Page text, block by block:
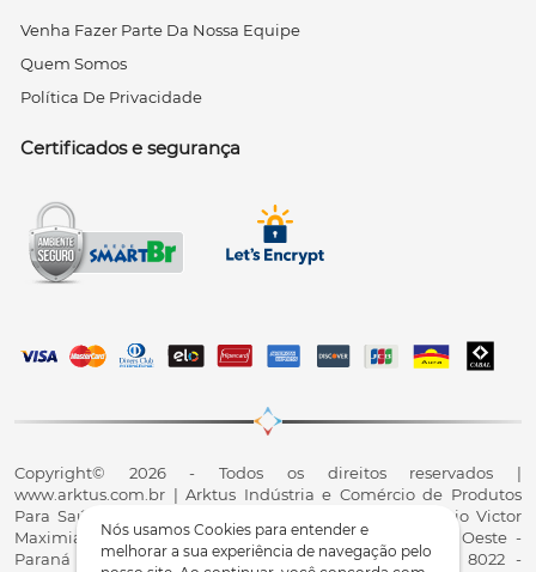
Nós usamos Cookies para entender e
melhorar a sua experiência de navegação pelo
Venha Fazer Parte Da Nossa Equipe
Quem Somos
Política De Privacidade
Certificados e segurança
Copyright© 2026 - Todos os direitos reservados |
www.arktus.com.br | Arktus Indústria e Comércio de Produtos
Para Saúde Ltda | CNPJ: 01.417.367/0001-78 | R. Antônio Victor
Maximiano, 107, Parque Industrial II, Santa Tereza do Oeste -
Paraná - CEP 85825-900 - Fale conosco: 0800 200 8022 -